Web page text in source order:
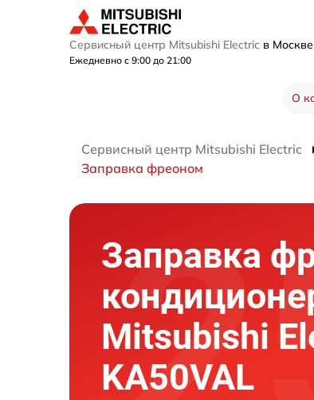
Сервисный центр Mitsubishi Electric в Москве
Ежедневно с 9:00 до 21:00
О
Сервисный центр Mitsubishi Electric
Заправка фреоном
Заправка
Mitsubishi
KA50VAL